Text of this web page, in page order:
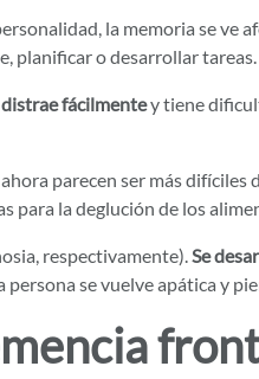
la memoria se ve
planificar o desarrollar tareas.
fácilmentey tiene
parecen ser más difíciles
para la deglución de los
respectivamente).Se
se vuelve apática y